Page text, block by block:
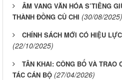
ÂM VANG VĂN HÓA S’TIÊNG
THÀNH ĐỒNG CỦ CHI (30/08/2025)
CHÍNH SÁCH MỚI CÓ HIỆU
(22/10/2025)
TÂN KHAI: CÔNG BỐ VÀ TRAO
TÁC CÁN BỘ (27/04/2026)